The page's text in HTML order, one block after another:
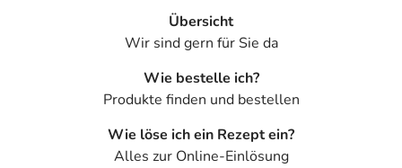
Übersicht
Wir sind gern für Sie da
Wie bestelle ich?
Produkte finden und bestellen
Wie löse ich ein Rezept ein?
Alles zur Online-Einlösung